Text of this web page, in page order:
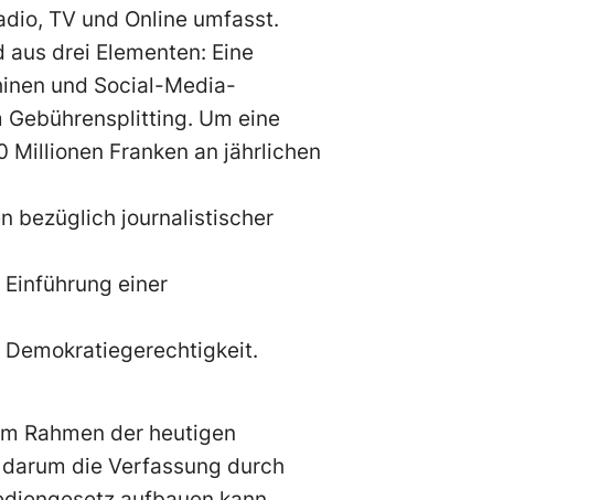
TV und Online umfasst.
drei Elementen: Eine
und Social-Media-
Um eine
Millionen Franken an jährlichen
bezüglich journalistischer
einer
Rahmen der heutigen
die Verfassung durch